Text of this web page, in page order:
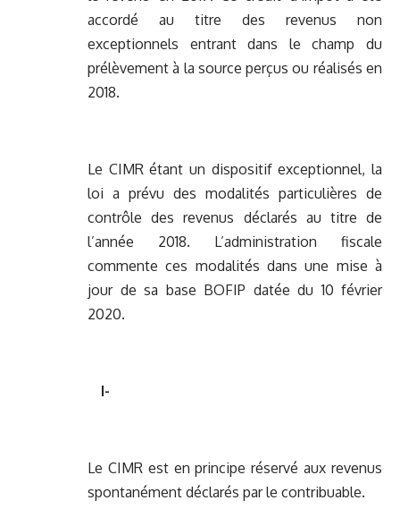
accordé au titre des revenus non
exceptionnels entrant dans le champ du
prélèvement à la source perçus ou réalisés en
2018.
Le CIMR étant un dispositif exceptionnel, la
loi a prévu des modalités particulières de
contrôle des revenus déclarés au titre de
l’année 2018. L’administration fiscale
commente ces modalités dans une mise à
jour de sa base BOFIP datée du 10 février
2020.
I-
Le CIMR est en principe réservé aux revenus
spontanément déclarés par le contribuable.